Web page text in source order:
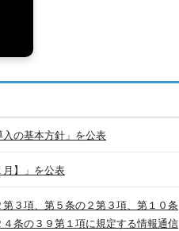
の基本方針」を公表
月】」を公表
３項、第５条の２第３項、第１０条
条の３９第１項に規定する情報通信